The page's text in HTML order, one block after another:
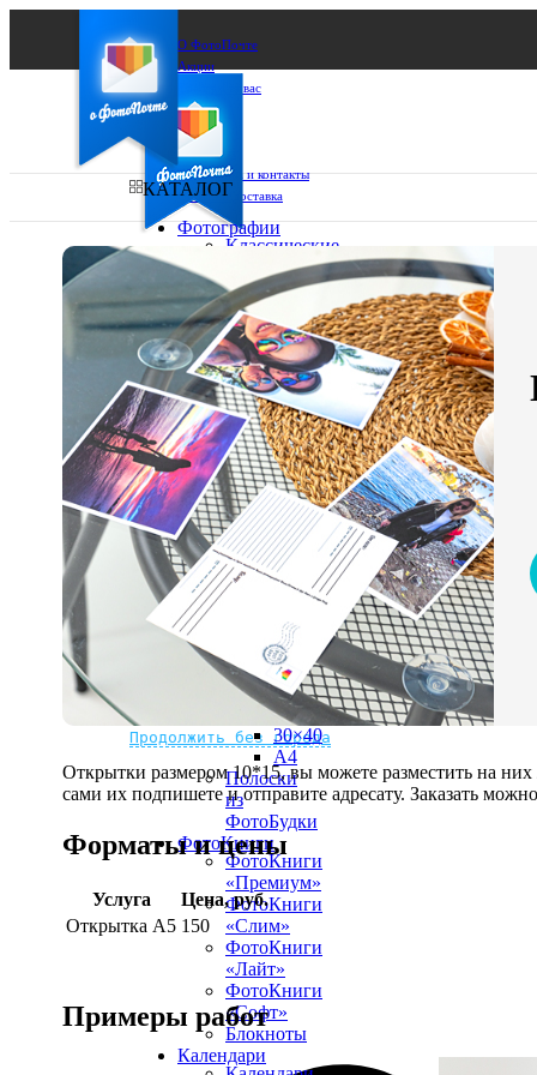
О ФотоПочте
Акции
Сделаем за вас
Бизнесу
FAQ
Франшиза
Поддержка и контакты
Оплата и доставка
Ваш город:
Ваш регион доставки
Выберите из списка:
Не нашли Ваш город?
Мы доставляем по всему миру
Продолжить без города
КАТАЛОГ
Фотографии
Классические
10х10
13х18
15х15
15х20
20х20
20х30
30х30
30х40
А4
Фото
в
рамке
10х10
10×15
13×18
15×15
15×20
20×20
20×30
30×30
30×40
A4
Полоски
из
ФотоБудки
ФотоКниги
ФотоКниги
«Премиум»
ФотоКниги
«Слим»
ФотоКниги
«Лайт»
ФотоКниги
«Софт»
Блокноты
Календари
Открытки размером 10*15, вы можете разместить на
сами их подпишете и отправите адресату. Заказать
Форматы и цены
Услуга
Цена, руб.
Открытка А5 150
Примеры работ